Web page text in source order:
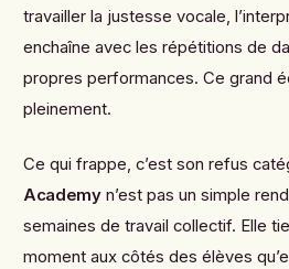
travailler la justesse vocale,
enchaîne avec les répétitions de
propres performances. Ce grand
pleinement.
Ce qui frappe, c’est son refus
Academyn’est pas un simple
semaines de travail collectif. Elle
moment aux côtés des élèves